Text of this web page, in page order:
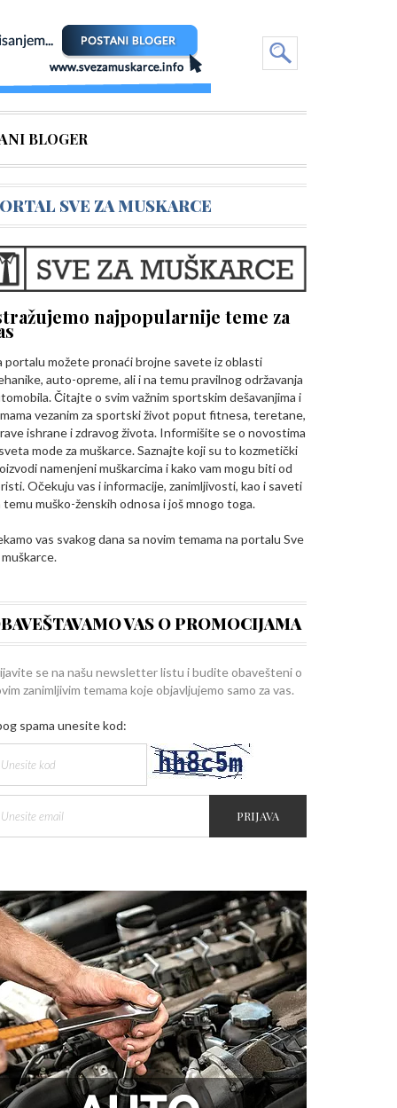
BLOGER
SVE ZA MUSKARCE
najpopularnije teme za
portalu možete pronaći brojne savete iz oblasti
auto-opreme, ali i na temu pravilnog održavanja
Čitajte o svim važnim sportskim dešavanjima i
vezanim za sportski život poput fitnesa, teretane,
ishrane i zdravog života. Informišite se o novostima
mode za muškarce. Saznajte koji su to kozmetički
namenjeni muškarcima i kako vam mogu biti od
Očekuju vas i informacije, zanimljivosti, kao i saveti
temu muško-ženskih odnosa i još mnogo toga.
vas svakog dana sa novim temama na portalu Sve
muškarce.
VAS O PROMOCIJAMA
se na našu newsletter listu i budite obavešteni o
zanimljivim temama koje objavljujemo samo za vas.
spama unesite kod:
PRIJAVA
Tegobe sa sinusima koje
muškarci najčešće trpe bez
odlaska kod lekara